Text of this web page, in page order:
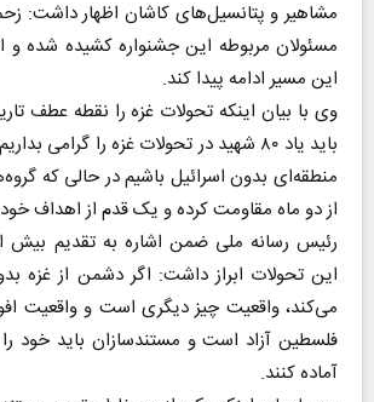
مشاهیر و پتانسیل‌های کاشان اظهار داشت:
مسئولان مربوطه این جشنواره کشیده شده و
این مسیر ادامه پیدا کند.
وی با بیان اینکه تحولات غزه را نقطه عطف
باید یاد ۸۰ شهید در تحولات غزه را گرامی
منطقه‌ای بدون اسرائیل باشیم در حالی که
از دو ماه مقاومت کرده و یک قدم از اهداف
این تحولات ابراز داشت: اگر دشمن از
می‌کند، واقعیت چیز دیگری است و واقعیت
فلسطین آزاد است و مستندسازان باید خود
آماده کنند.